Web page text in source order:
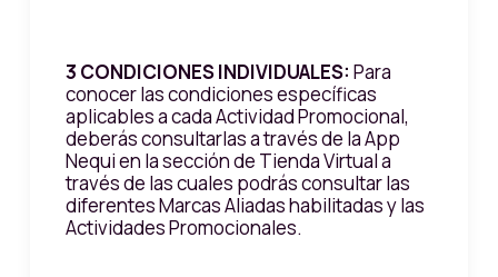
3 CONDICIONES INDIVIDUALES: Para
conocer las condiciones específicas
aplicables a cada Actividad Promocional,
deberás consultarlas a través de la App
Nequi en la sección de Tienda Virtual a
través de las cuales podrás consultar las
diferentes Marcas Aliadas habilitadas y las
Actividades Promocionales.